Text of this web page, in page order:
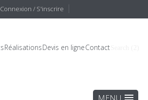
Connexion / S'inscrire
RéalisationsDevis en ligneContact